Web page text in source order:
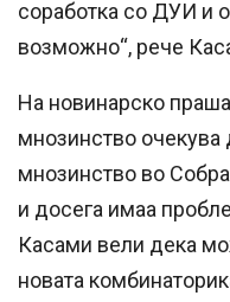
соработка со ДУИ и
возможно“, рече
На новинарско
мнозинство
мнозинство во
и досега имаа
Касами вели дека
новата